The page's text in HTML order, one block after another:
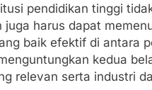
pendidikan tinggi
harus dapat
baik efektif di antara
kedua
relevan serta industri